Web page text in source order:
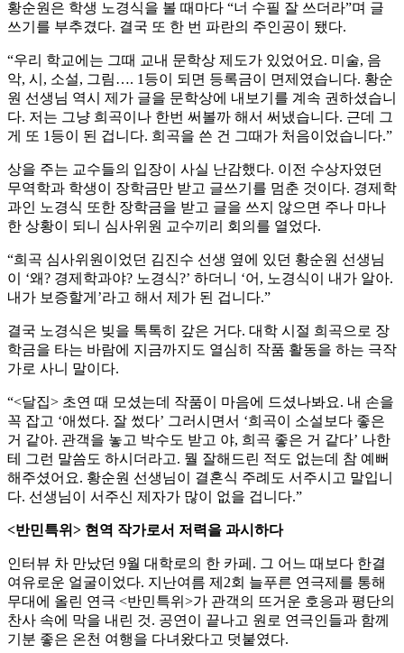
황순원은 학생 노경식을 볼 때마다 “너 수필 잘 쓰더라”며 글
쓰기를 부추겼다. 결국 또 한 번 파란의 주인공이 됐다.
“우리 학교에는 그때 교내 문학상 제도가 있었어요. 미술, 음
악, 시, 소설, 그림…. 1등이 되면 등록금이 면제였습니다. 황순
원 선생님 역시 제가 글을 문학상에 내보기를 계속 권하셨습니
다. 저는 그냥 희곡이나 한번 써볼까 해서 써냈습니다. 근데 그
게 또 1등이 된 겁니다. 희곡을 쓴 건 그때가 처음이었습니다.”
상을 주는 교수들의 입장이 사실 난감했다. 이전 수상자였던
무역학과 학생이 장학금만 받고 글쓰기를 멈춘 것이다. 경제학
과인 노경식 또한 장학금을 받고 글을 쓰지 않으면 주나 마나
한 상황이 되니 심사위원 교수끼리 회의를 열었다.
“희곡 심사위원이었던 김진수 선생 옆에 있던 황순원 선생님
이 ‘왜? 경제학과야? 노경식?’ 하더니 ‘어, 노경식이 내가 알아.
내가 보증할게’라고 해서 제가 된 겁니다.”
결국 노경식은 빚을 톡톡히 갚은 거다. 대학 시절 희곡으로 장
학금을 타는 바람에 지금까지도 열심히 작품 활동을 하는 극작
가로 사니 말이다.
“<달집> 초연 때 모셨는데 작품이 마음에 드셨나봐요. 내 손을
꼭 잡고 ‘애썼다. 잘 썼다’ 그러시면서 ‘희곡이 소설보다 좋은
거 같아. 관객을 놓고 박수도 받고 야, 희곡 좋은 거 같다’ 나한
테 그런 말씀도 하시더라고. 뭘 잘해드린 적도 없는데 참 예뻐
해주셨어요. 황순원 선생님이 결혼식 주례도 서주시고 말입니
다. 선생님이 서주신 제자가 많이 없을 겁니다.”
<반민특위> 현역 작가로서 저력을 과시하다
인터뷰 차 만났던 9월 대학로의 한 카페. 그 어느 때보다 한결
여유로운 얼굴이었다. 지난여름 제2회 늘푸른 연극제를 통해
무대에 올린 연극 <반민특위>가 관객의 뜨거운 호응과 평단의
찬사 속에 막을 내린 것. 공연이 끝나고 원로 연극인들과 함께
기분 좋은 온천 여행을 다녀왔다고 덧붙였다.